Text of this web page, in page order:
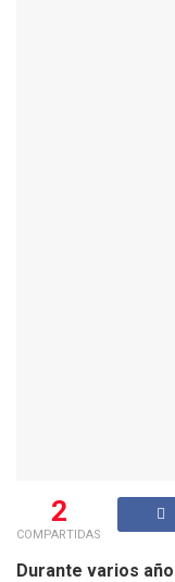
2
COMPARTIDAS
Durante varios